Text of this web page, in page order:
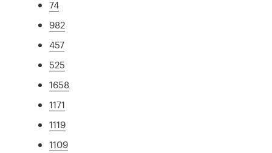
74
982
457
525
1658
1171
1119
1109